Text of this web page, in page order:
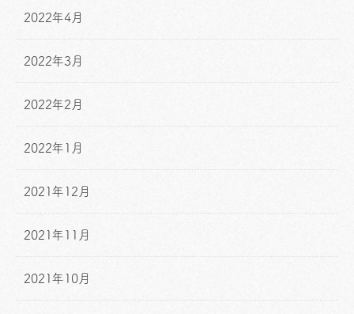
2022年4月
2022年3月
2022年2月
2022年1月
2021年12月
2021年11月
2021年10月